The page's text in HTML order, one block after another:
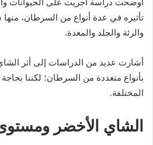
أوضحت دراسة أُجريت على الحيوانات
تأثيره في عدة أنواع من السرطان، منها
والرئة والجلد والمعدة.
أشارت عديد من الدراسات إلى أثر
بأنواع متعددة من السرطان؛ لكننا
المختلفة.
الشاي الأخضر